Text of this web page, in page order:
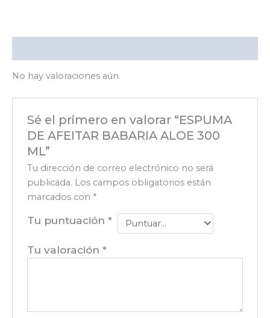
No hay valoraciones aún.
Sé el primero en valorar “ESPUMA
DE AFEITAR BABARIA ALOE 300
ML”
Tu dirección de correo electrónico no será
publicada. Los campos obligatorios están
marcados con *
Tu puntuación*
Tu valoración*